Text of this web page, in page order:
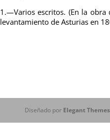
1.—Varios escritos. (En la obra
levantamiento de Asturias en
Diseñado por Elegant Themes